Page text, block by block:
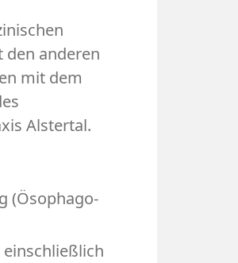
anderen
mit dem
Alstertal.
(Ösophago-